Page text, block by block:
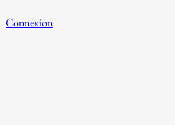
Connexion